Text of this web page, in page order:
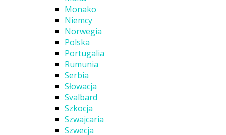
Monako
Niemcy
Norwegia
Polska
Portugalia
Rumunia
Serbia
Słowacja
Svalbard
Szkocja
Szwajcaria
Szwecja